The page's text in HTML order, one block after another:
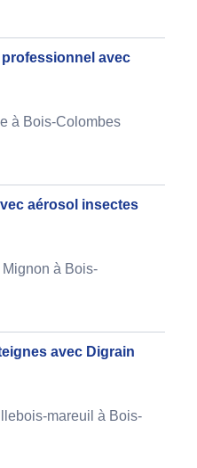
avec
à Bois-Colombes
aérosol insectes
à Bois-
avec Digrain
mareuil à Bois-